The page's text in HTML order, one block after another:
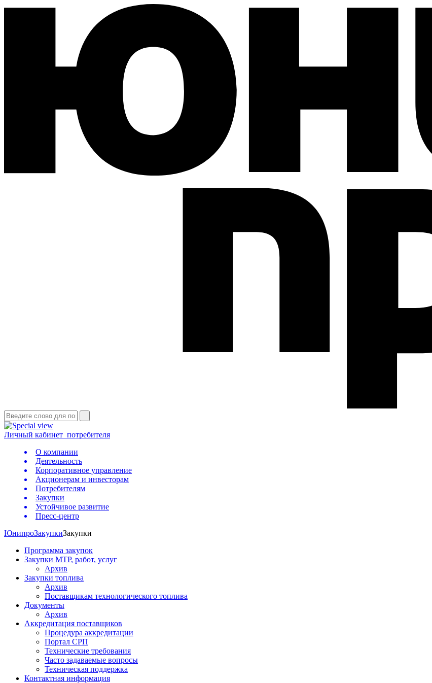
Личный кабинет потребителя
О компании
Деятельность
Корпоративное управление
Акционерам и инвесторам
Потребителям
Закупки
Устойчивое развитие
Пресс-центр
ЮнипроЗакупкиЗакупки
Программа закупок
Закупки МТР, работ, услуг
Архив
Закупки топлива
Архив
Поставщикам технологического топлива
Документы
Архив
Аккредитация поставщиков
Процедура аккредитации
Портал СРП
Технические требования
Часто задаваемые вопросы
Техническая поддержка
Контактная информация